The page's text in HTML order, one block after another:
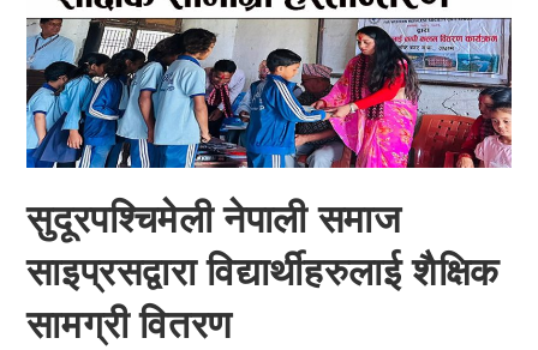
सुदूरपश्चिमेली नेपाली समाज
साइप्रसद्वारा विद्यार्थीहरुलाई शैक्षिक
सामग्री वितरण